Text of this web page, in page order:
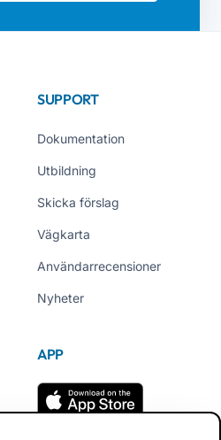
SUPPORT
Dokumentation
Utbildning
Skicka förslag
Vägkarta
Användarrecensioner
Nyheter
APP